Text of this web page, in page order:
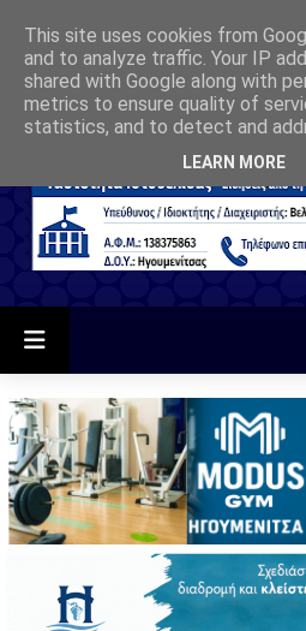
This site uses cookies from
and to analyze traffic. Your IP
shared with Google along with
metrics to ensure quality of
statistics, and to detect and
LEARN MORE